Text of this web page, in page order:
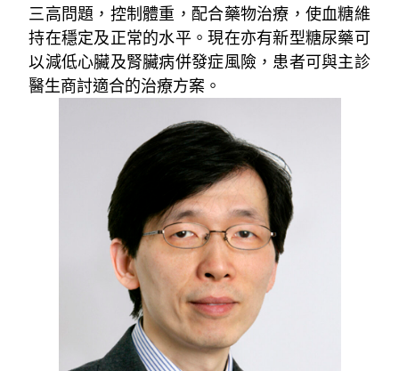
三高問題，控制體重，配合藥物治療，使血糖維
持在穩定及正常的水平。現在亦有新型糖尿藥可
以減低心臟及腎臟病併發症風險，患者可與主診
醫生商討適合的治療方案。